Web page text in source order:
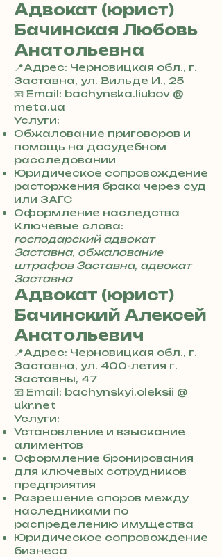
Адвокат (юрист)
Бачинская Любовь
Анатольевна
📍Адрес: Черновицкая обл., г.
Заставна, ул. Вильде И., 25
+
3
8
0
7
3
0
4
8
5
7
8
4
📧 Email: bachynska.liubov @
meta.ua
Услуги:
Обжалование приговоров и
помощь на досудебном
расследовании
Юридическое сопровождение
расторжения брака через суд
или ЗАГС
Оформление наследства
Ключевые слова:
господарский адвокат
Заставна, обжалование
штрафов Заставна, адвокат
Заставна
Адвокат (юрист)
Бачинский Алексей
Анатольевич
📍Адрес: Черновицкая обл., г.
Заставна, ул. 400-летия г.
Заставны, 47
+
3
8
0
7
3
0
4
8
5
7
8
4
📧 Email: bachynskyi.oleksii @
ukr.net
Услуги:
Установление и взыскание
алиментов
Оформление бронирования
для ключевых сотрудников
предприятия
Разрешение споров между
наследниками по
распределению имущества
Юридическое сопровождение
бизнеса